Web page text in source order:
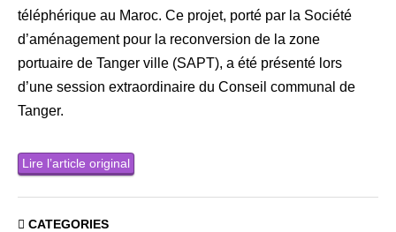
téléphérique au Maroc. Ce projet, porté par la Société
d’aménagement pour la reconversion de la zone
portuaire de Tanger ville (SAPT), a été présenté lors
d’une session extraordinaire du Conseil communal de
Tanger.
Lire l’article original
CATEGORIES